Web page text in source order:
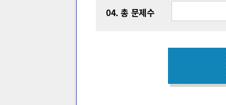
04. 총 문제수